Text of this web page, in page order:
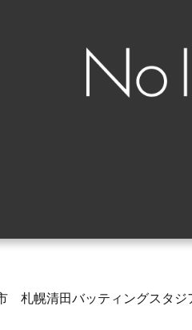
札幌清田バッティングスタジ